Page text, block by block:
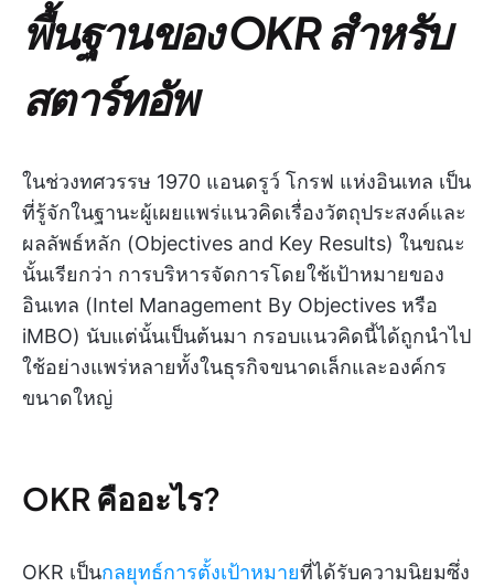
พื้นฐานของ OKR สำหรับ
สตาร์ทอัพ
ในช่วงทศวรรษ 1970 แอนดรูว์ โกรฟ แห่งอินเทล เป็น
ที่รู้จักในฐานะผู้เผยแพร่แนวคิดเรื่องวัตถุประสงค์และ
ผลลัพธ์หลัก (Objectives and Key Results) ในขณะ
นั้นเรียกว่า การบริหารจัดการโดยใช้เป้าหมายของ
อินเทล (Intel Management By Objectives หรือ
iMBO) นับแต่นั้นเป็นต้นมา กรอบแนวคิดนี้ได้ถูกนำไป
ใช้อย่างแพร่หลายทั้งในธุรกิจขนาดเล็กและองค์กร
ขนาดใหญ่
OKR คืออะไร?
OKR เป็นกลยุทธ์การตั้งเป้าหมายที่ได้รับความนิยมซึ่ง